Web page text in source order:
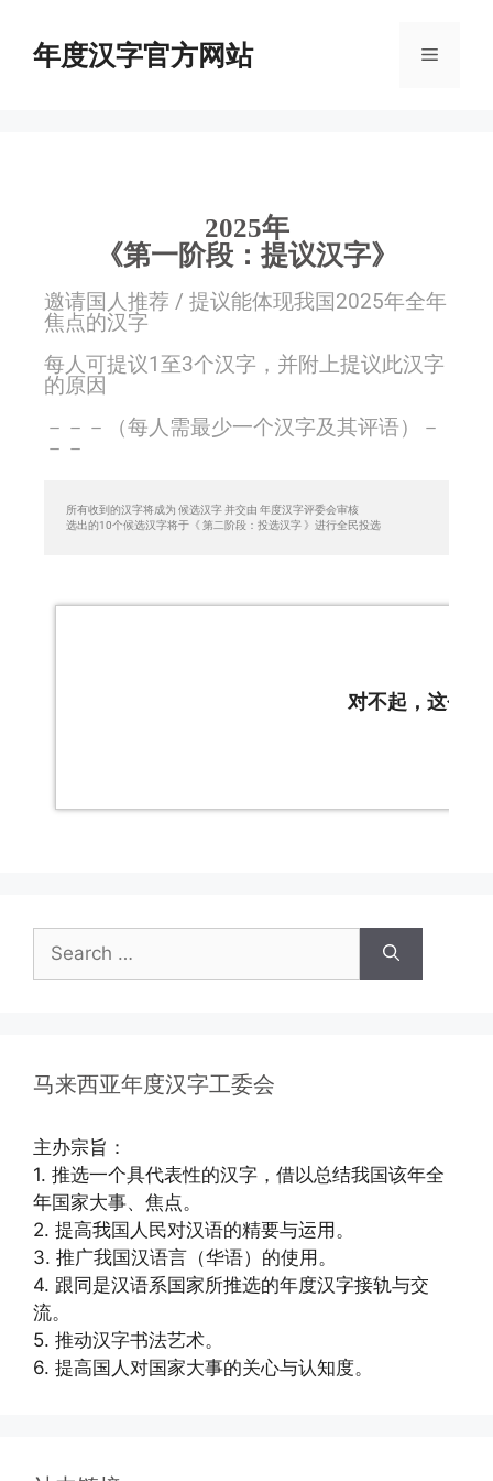
年度汉字官方网站
2025年
《第一阶段：提议汉字》
邀请国人推荐 / 提议能体现我国2025年全年
焦点的汉字
每人可提议1至3个汉字，并附上提议此汉字
的原因
－－－（每人需最少一个汉字及其评语）－
－－
所有收到的汉字将成为 候选汉字 并交由 年度汉字评委会审核
选出的10个候选汉字将于《 第二阶段：投选汉字 》进行全民投选
马来西亚年度汉字工委会
主办宗旨：
1. 推选一个具代表性的汉字，借以总结我国该年全
年国家大事、焦点。
2. 提高我国人民对汉语的精要与运用。
3. 推广我国汉语言（华语）的使用。
4. 跟同是汉语系国家所推选的年度汉字接轨与交
流。
5. 推动汉字书法艺术。
6. 提高国人对国家大事的关心与认知度。